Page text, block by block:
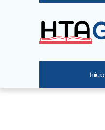
Navigation
Site identity,
Inicio